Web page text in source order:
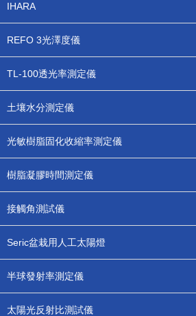
IHARA
REFO 3光澤度儀
TL-100透光率測定儀
土壤水分測定儀
光敏樹脂固化收縮率測定儀
樹脂凝膠時間測定儀
接觸角測試儀
Seric盆栽用人工太陽燈
半球發射率測定儀
太陽光反射比測試儀